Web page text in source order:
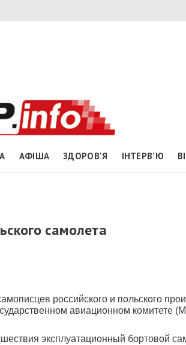
АФІША ЗДОРОВ'Я ІНТЕРВ'Ю
самолета
российского и польского
авиационном комитете
эксплуатационный бортовой